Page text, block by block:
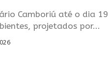
Camboriú até o dia 19
projetados por...